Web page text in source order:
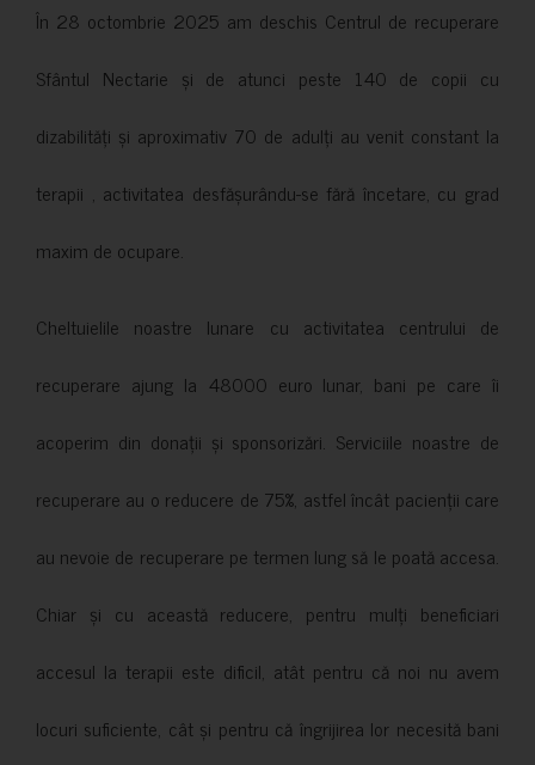
În 28 octombrie 2025 am deschis Centrul de recuperare
Sfântul Nectarie și de atunci peste 140 de copii cu
dizabilități și aproximativ 70 de adulți au venit constant la
terapii , activitatea desfășurându-se fără încetare, cu grad
maxim de ocupare.
Cheltuielile noastre lunare cu activitatea centrului de
recuperare ajung la 48000 euro lunar, bani pe care îi
acoperim din donații și sponsorizări. Serviciile noastre de
recuperare au o reducere de 75%, astfel încât pacienții care
au nevoie de recuperare pe termen lung să le poată accesa.
Chiar și cu această reducere, pentru mulți beneficiari
accesul la terapii este dificil, atât pentru că noi nu avem
locuri suficiente, cât și pentru că îngrijirea lor necesită bani